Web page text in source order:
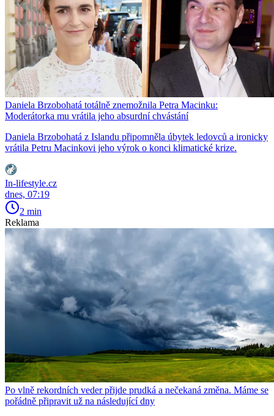
Daniela Brzobohatá totálně znemožnila Petra Macinku:
Moderátorka mu vrátila jeho absurdní chvástání
Daniela Brzobohatá z Islandu připomněla úbytek ledovců a ironicky
vrátila Petru Macinkovi jeho výrok o konci klimatické krize.
In-lifestyle.cz
dnes, 07:19
2 min
Reklama
Po vlně rekordních veder přijde prudká a nečekaná změna. Máme se
pořádně připravit už na následující dny